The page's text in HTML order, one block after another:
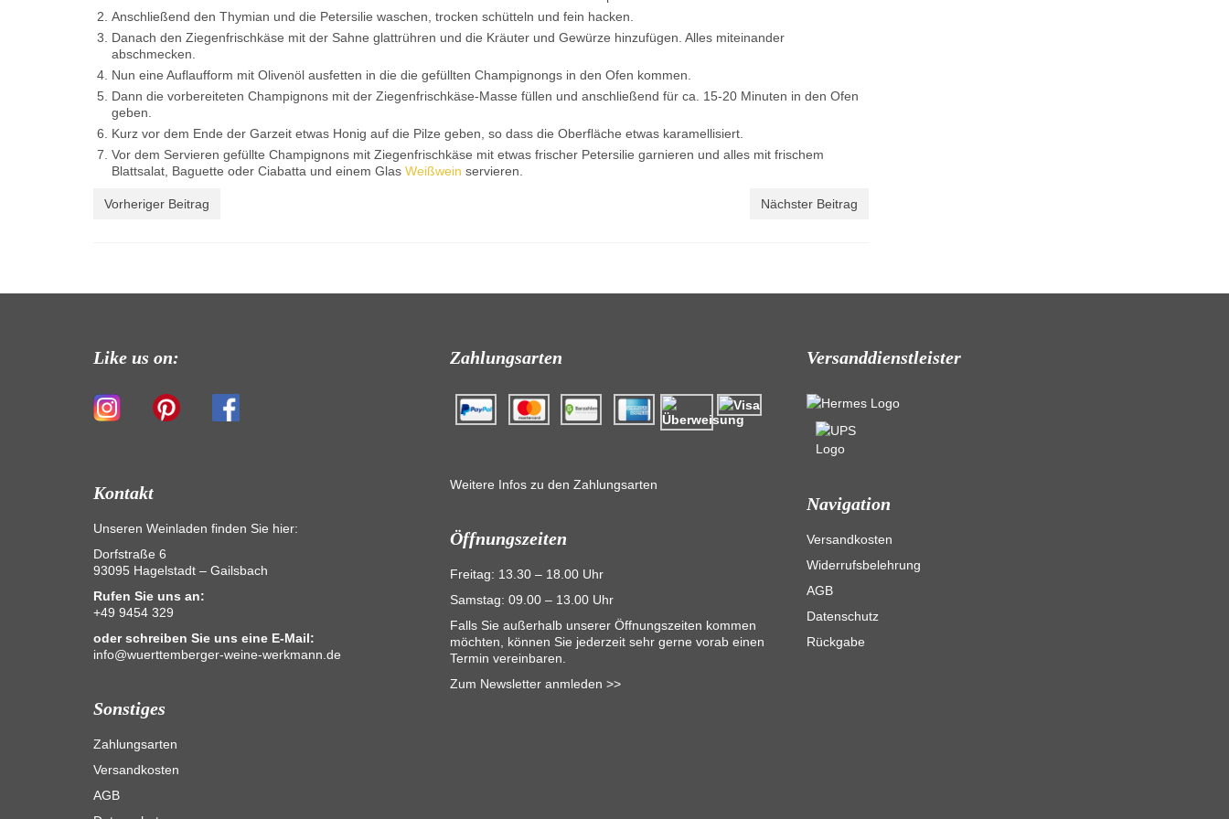
Anschließend den Thymian und die Petersilie waschen, trocken schütteln und fein hacken.
Danach den Ziegenfrischkäse mit der Sahne glattrühren und die Kräuter und Gewürze hinzufügen. Alles miteinander
abschmecken.
Nun eine Auflaufform mit Olivenöl ausfetten in die die gefüllten Champignongs in den Ofen kommen.
Dann die vorbereiteten Champignons mit der Ziegenfrischkäse-Masse füllen und anschließend für ca. 15-20 Minuten in den Ofen
geben.
Kurz vor dem Ende der Garzeit etwas Honig auf die Pilze geben, so dass die Oberfläche etwas karamellisiert.
Vor dem Servieren gefüllte Champignons mit Ziegenfrischkäse mit etwas frischer Petersilie garnieren und alles mit frischem
Blattsalat, Baguette oder Ciabatta und einem Glas Weißwein servieren.
Vorheriger Beitrag Nächster Beitrag
Like us on:
Kontakt
Unseren Weinladen finden Sie hier:
Dorfstraße 6
93095 Hagelstadt – Gailsbach
Rufen Sie uns an:
+49 9454 329
oder schreiben Sie uns eine E-Mail:
info@wuerttemberger-weine-werkmann.de
Sonstiges
Zahlungsarten
Versandkosten
AGB
Zahlungsarten
Weitere Infos zu den Zahlungsarten
Öffnungszeiten
Freitag: 13.30 – 18.00 Uhr
Samstag: 09.00 – 13.00 Uhr
Falls Sie außerhalb unserer Öffnungszeiten kommen
möchten, können Sie jederzeit sehr gerne vorab einen
Termin vereinbaren.
Zum Newsletter anmleden >>
Versanddienstleister
Navigation
Versandkosten
Widerrufsbelehrung
AGB
Datenschutz
Rückgabe